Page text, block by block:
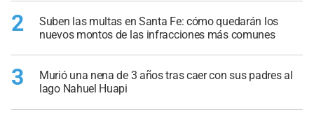
2
Suben las multas en Santa Fe: cómo quedarán los
nuevos montos de las infracciones más comunes
3
Murió una nena de 3 años tras caer con sus padres al
lago Nahuel Huapi